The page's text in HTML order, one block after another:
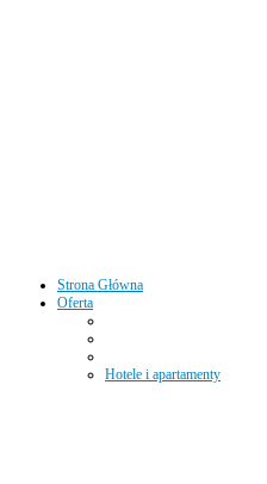
Strona Główna
Oferta
Hotele i apartamenty